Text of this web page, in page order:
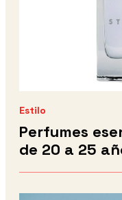
Estilo
Perfumes
de 20 a 25